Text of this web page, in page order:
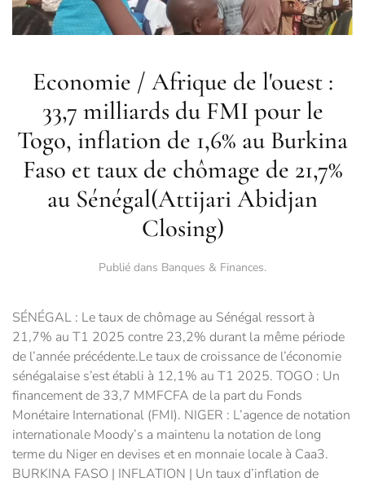
Economie / Afrique de l'ouest :
33,7 milliards du FMI pour le
Togo, inflation de 1,6% au Burkina
Faso et taux de chômage de 21,7%
au Sénégal(Attijari Abidjan
Closing)
Publié dans Banques & Finances.
SÉNÉGAL : Le taux de chômage au Sénégal ressort à
21,7% au T1 2025 contre 23,2% durant la même période
de l’année précédente.Le taux de croissance de l’économie
sénégalaise s’est établi à 12,1% au T1 2025. TOGO : Un
financement de 33,7 MMFCFA de la part du Fonds
Monétaire International (FMI). NIGER : L’agence de notation
internationale Moody’s a maintenu la notation de long
terme du Niger en devises et en monnaie locale à Caa3.
BURKINA FASO | INFLATION | Un taux d’inflation de